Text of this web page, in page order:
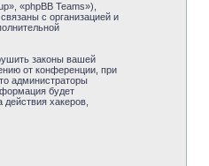
«phpBB Teams»),
с организацией и
законы вашей
от конференции, при
администраторы
будет
хакеров,